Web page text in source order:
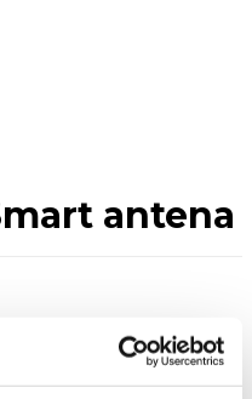
antena